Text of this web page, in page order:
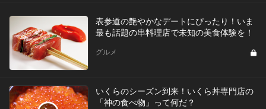
表参道の艶やかなデートにぴったり！いま
最も話題の串料理店で未知の美食体験を！
グルメ
いくらのシーズン到来！いくら丼専門店の
「神の食べ物」って何だ？